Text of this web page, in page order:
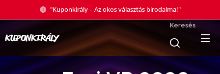
"Kuponkirály – Az okos választás birodalma!"
KUPONKIRÁLY
Keresés